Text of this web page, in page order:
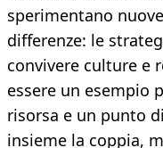
sperimentano
differenze: le
convivere culture e
essere un esempio
risorsa e un punto
insieme la coppia,